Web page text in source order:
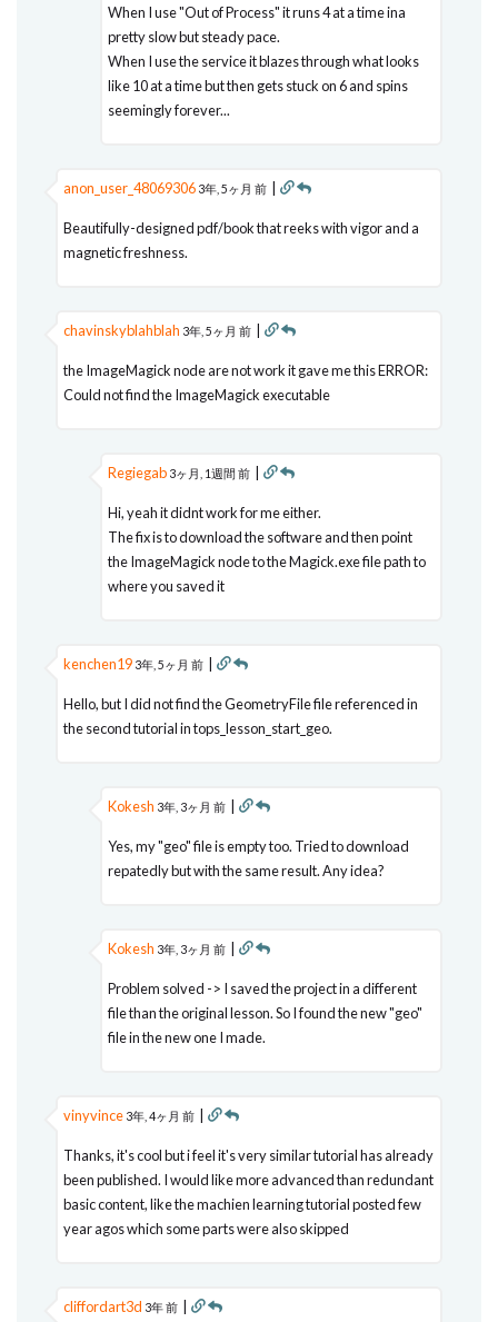
When I use "Out of Process" it runs 4 at a time ina
pretty slow but steady pace.
When I use the service it blazes through what looks
like 10 at a time but then gets stuck on 6 and spins
seemingly forever...
anon_user_48069306 3年, 5ヶ月 前 |
Beautifully-designed pdf/book that reeks with vigor and a
magnetic freshness.
chavinskyblahblah 3年, 5ヶ月 前 |
the ImageMagick node are not work it gave me this ERROR:
Could not find the ImageMagick executable
Regiegab 3ヶ月, 1週間 前 |
Hi, yeah it didnt work for me either.
The fix is to download the software and then point
the ImageMagick node to the Magick.exe file path to
where you saved it
kenchen19 3年, 5ヶ月 前 |
Hello, but I did not find the GeometryFile file referenced in
the second tutorial in tops_lesson_start_geo.
Kokesh 3年, 3ヶ月 前 |
Yes, my "geo" file is empty too. Tried to download
repatedly but with the same result. Any idea?
Kokesh 3年, 3ヶ月 前 |
Problem solved -> I saved the project in a different
file than the original lesson. So I found the new "geo"
file in the new one I made.
vinyvince 3年, 4ヶ月 前 |
Thanks, it's cool but i feel it's very similar tutorial has already
been published. I would like more advanced than redundant
basic content, like the machien learning tutorial posted few
year agos which some parts were also skipped
cliffordart3d 3年 前 |